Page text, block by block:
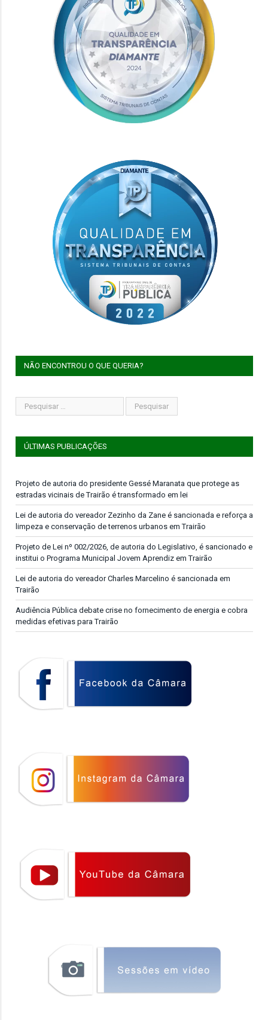
NÃO ENCONTROU O QUE QUERIA?
ÚLTIMAS PUBLICAÇÕES
Projeto de autoria do presidente Gessé Maranata que protege as
estradas vicinais de Trairão é transformado em lei
Lei de autoria do vereador Zezinho da Zane é sancionada e reforça a
limpeza e conservação de terrenos urbanos em Trairão
Projeto de Lei nº 002/2026, de autoria do Legislativo, é sancionado e
institui o Programa Municipal Jovem Aprendiz em Trairão
Lei de autoria do vereador Charles Marcelino é sancionada em
Trairão
Audiência Pública debate crise no fornecimento de energia e cobra
medidas efetivas para Trairão